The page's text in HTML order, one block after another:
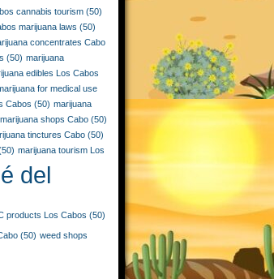
cannabis tourism (50)
marijuana laws (50)
concentrates Cabo
(50) marijuana
edibles Los Cabos
for medical use
Cabos (50) marijuana
marijuana shops Cabo (50)
tinctures Cabo (50)
marijuana tourism Los
del
products Los Cabos (50)
(50) weed shops